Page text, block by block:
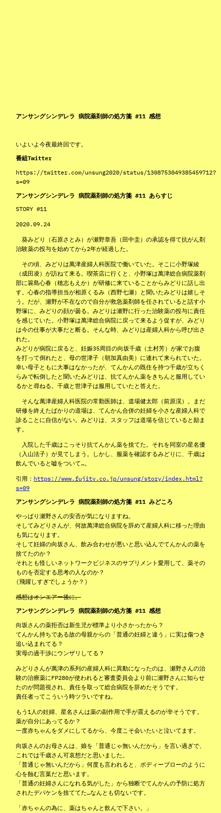
アンサングシンデレラ 病院薬剤師の処方箋 #11 感想
いよいよ今夜最終回です。
番組Twitter
https://twitter.com/unsung2020/status/1308753049385459712?
s=09
アンサングシンデレラ 病院薬剤師の処方箋 #11 あらすじ
STORY #11
2020.09.24
葵みどり（石原さとみ）が瀬野章吾（田中圭）の承認を得て抗がん剤
治験薬の投与を始めてから2年が経過した。
その頃、みどりは萬津産婦人科医院で働いていた。そこに小野塚綾
（成田凌）が訪ねて来る。喫茶店に行くと、小野塚は萬津総合病院薬剤
部に簑島心春（穂志もえか）が研修に来ていることからみどりに話し出
す。心春の指導担当が相原くるみ（西野七瀬）と聞いたみどりは嬉しそ
う。だが、瀬野が不在なので自分が救急薬剤師を任されていると話す小
野塚に、みどりの顔が曇る。みどりは瀬野に行った治験薬の投与に責任
を感じていた。小野塚は萬津総合病院に戻って来るよう促すが、みどり
は今の仕事が大事だと断る。そんな時、みどりは産婦人科から呼び出さ
れた。
みどりが病院に戻ると、妊娠35周目の向坂千歳（土村芳）が家でお腹
を打って倒れたと、母の世津子（朝加真由美）に連れて来られていた。
幸い母子ともに大事はなかったが、てんかんの既住を持つ千歳が立ちく
らみで転倒したと聞いたみどりは、抗てんかん薬をきちんと服用してい
るかと尋ねる。千歳と世津子は服用していたと答えた。
そんな萬津産婦人科医院の常勤医師は、道場健太郎（前原滉）。まだ
研修を終えたばかりの道場は、てんかん合併の妊婦を小さな産婦人科で
診ることに自信がない。みどりは、スタッフは道場を信じていると励ま
す。
入院した千歳はこっそり抗てんかん薬を捨てた。それを同室の星名優
（入山法子）が見てしまう。しかし、服薬を確認するみどりに、千歳は
飲んでいると嘘をついて…。
引用： https://www.fujitv.co.jp/unsung/story/index.html?
s=09
アンサングシンデレラ 病院薬剤師の処方箋 #11 みどころ
やっぱり瀬野さんの安否が気になりますね。
そしてみどりさんが、何故萬津総合病院を辞めて産婦人科に移った理由
も気になります。
そして妊婦の向坂さん、飲み合わせが悪いと思い込んでてんかんの薬を
捨てたのか？
それとも怪しいネットワークビジネスのサプリメント愛用して、薬その
ものを否定する思考の人なのか？
(飛躍しすぎでしょうか？)
感想はオンエアー後に。
アンサングシンデレラ 病院薬剤師の処方箋 #11 感想
向坂さんの薬拒否は新生児が標準より小さかったから？
てんかん持ちである故の母親からの「普通の妊婦と違う」に実は傷つき
追い込まれてる？
実母の過干渉にウンザリしてる？
みどりさんが萬津の系列の産婦人科に異動になったのは、瀬野さんの治
験の治療薬にFP280が使われると審査委員会より前に瀬野さんに知らせ
たのが問題視され、責任を取って総合病院を辞めたそうです。
責任者ってこういう時ツラいですね。
もう1人の妊婦、星名さんは薬の副作用で手が震えるのが辛そうです。
薬が自分にあってるか？
一度赤ちゃんをダメにしてるから、今度こそ会いたいと泣いてます。
向坂さんのお母さんは、娘を「普通じゃ無いんだから」を言い過ぎで、
これでは千歳さん可哀想だと思いました。
「普通じゃ無いんだから」何度も言われると、ボディーブローのように
心を蝕む言葉だと思います。
「普通の妊婦さんになれる気がした」から独断でてんかんの予防に処方
されたデパケンを捨ててた…なんとも切ないです。
「赤ちゃんの為に、薬はちゃんと飲んで下さい。」